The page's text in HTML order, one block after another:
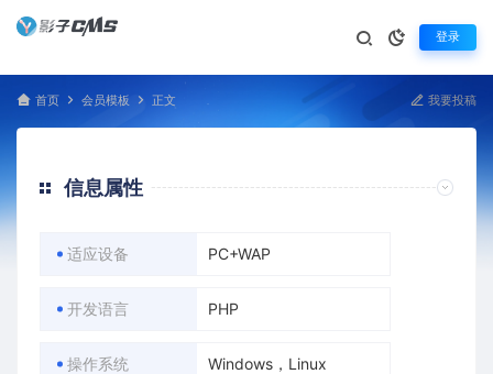
登录
首页 会员模板 正文 我要投稿
信息属性
适应设备 PC+WAP
开发语言 PHP
操作系统 Windows，Linux